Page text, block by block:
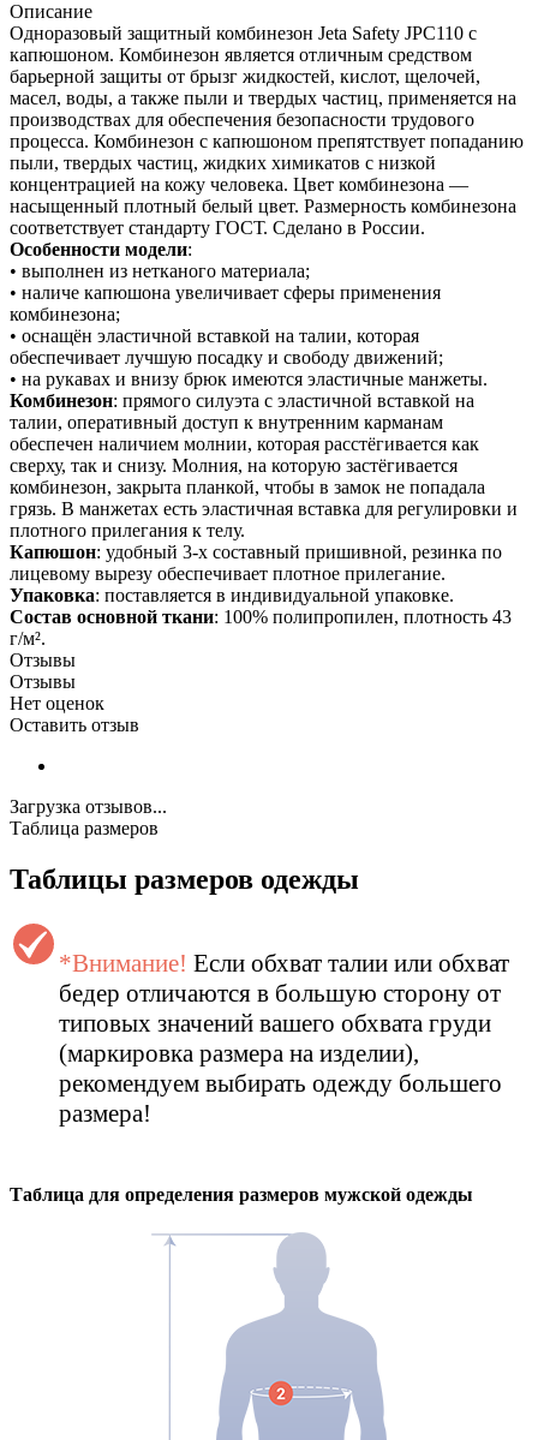
Описание
Одноразовый защитный комбинезон Jeta Safety JPC110 с
капюшоном. Комбинезон является отличным средством
барьерной защиты от брызг жидкостей, кислот, щелочей,
масел, воды, а также пыли и твердых частиц, применяется на
производствах для обеспечения безопасности трудового
процесса. Комбинезон с капюшоном препятствует попаданию
пыли, твердых частиц, жидких химикатов с низкой
концентрацией на кожу человека. Цвет комбинезона —
насыщенный плотный белый цвет. Размерность комбинезона
соответствует стандарту ГОСТ. Сделано в России.
Особенности модели:
• выполнен из нетканого материала;
• наличе капюшона увеличивает сферы применения
комбинезона;
• оснащён эластичной вставкой на талии, которая
обеспечивает лучшую посадку и свободу движений;
• на рукавах и внизу брюк имеются эластичные манжеты.
Комбинезон: прямого силуэта с эластичной вставкой на
талии, оперативный доступ к внутренним карманам
обеспечен наличием молнии, которая расстёгивается как
сверху, так и снизу. Молния, на которую застёгивается
комбинезон, закрыта планкой, чтобы в замок не попадала
грязь. В манжетах есть эластичная вставка для регулировки и
плотного прилегания к телу.
Капюшон: удобный 3-х составный пришивной, резинка по
лицевому вырезу обеспечивает плотное прилегание.
Упаковка: поставляется в индивидуальной упаковке.
Состав основной ткани: 100% полипропилен, плотность 43
г/м².
Отзывы
Отзывы
Нет оценок
Оставить отзыв
Загрузка отзывов...
Таблица размеров
Таблицы размеров одежды
*Внимание! Если обхват талии или обхват
бедер отличаются в большую сторону от
типовых значений вашего обхвата груди
(маркировка размера на изделии),
рекомендуем выбирать одежду большего
размера!
Таблица для определения размеров мужской одежды